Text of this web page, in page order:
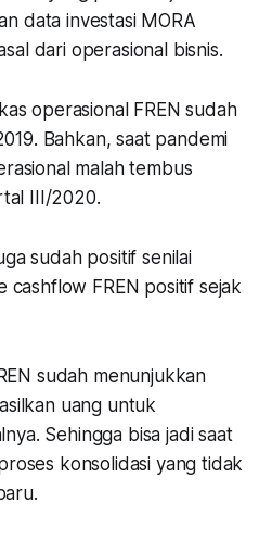
data investasi MORA
dari operasional bisnis.
operasional FREN sudah
Bahkan, saat pandemi
malah tembus
III/2020.
sudah positif senilai
cashflow FREN positif sejak
sudah menunjukkan
uang untuk
Sehingga bisa jadi saat
konsolidasi yang tidak